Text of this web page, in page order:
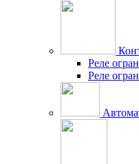
Реле
Реле